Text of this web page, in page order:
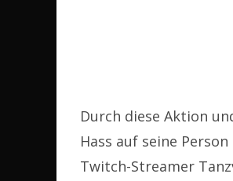
Durch diese Aktion
Hass auf seine
Twitch-Streamer